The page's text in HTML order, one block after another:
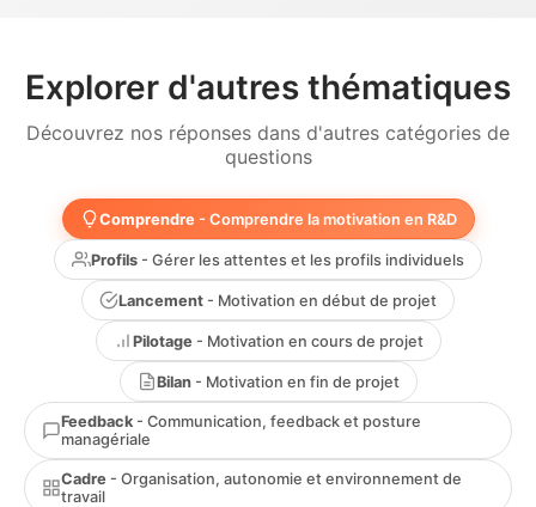
Explorer d'autres thématiques
Découvrez nos réponses dans d'autres catégories de
questions
Comprendre- Comprendre la motivation en R&D
Profils - Gérer les attentes et les profils individuels
Lancement - Motivation en début de projet
Pilotage - Motivation en cours de projet
Bilan- Motivation en fin de projet
Feedback - Communication, feedback et posture
managériale
Cadre - Organisation, autonomie et environnement de
travail